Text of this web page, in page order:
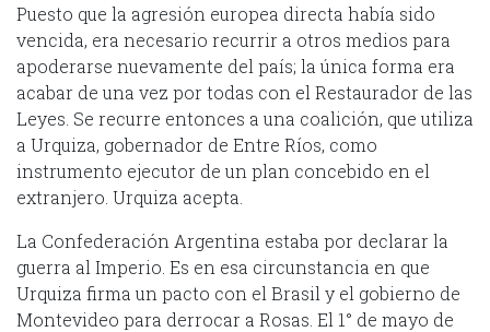
Puesto que la agresión europea directa había sido
vencida, era necesario recurrir a otros medios para
apoderarse nuevamente del país; la única forma era
acabar de una vez por todas con el Restaurador de las
Leyes. Se recurre entonces a una coalición, que utiliza
a Urquiza, gobernador de Entre Ríos, como
instrumento ejecutor de un plan concebido en el
extranjero. Urquiza acepta.
La Confederación Argentina estaba por declarar la
guerra al Imperio. Es en esa circunstancia en que
Urquiza firma un pacto con el Brasil y el gobierno de
Montevideo para derrocar a Rosas. El 1° de mayo de